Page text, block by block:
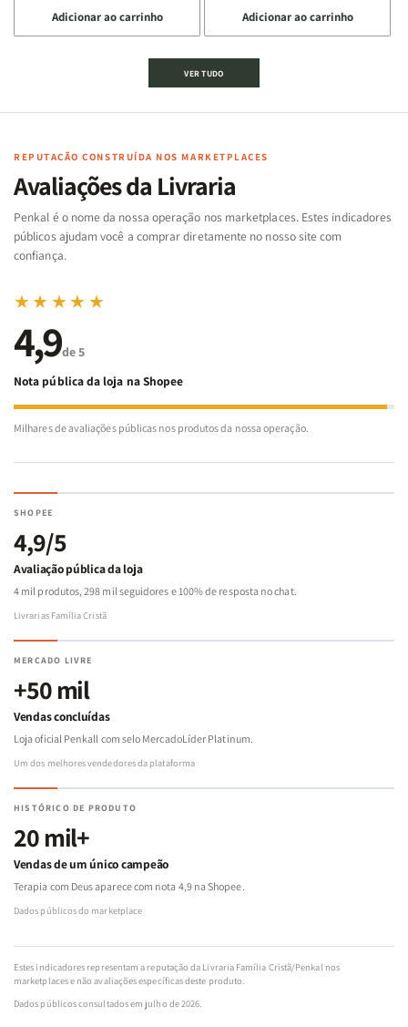
quantidade
de
Cartas
Famílias
Bíblia
-
Penkal
quantidade
de
Jogo
Cartas
Famílias
da
Bíblia
-
Penkal
Adicionar ao carrinho
quantidade
de
Jogo
|
de
quantidade
de
|
Adicionar ao carrinho
VER TUDO
REPUTAÇÃO CONSTRUÍDA NOS MARKETPLACES
Avaliações da Livraria
Penkal é o nome da nossa operação nos marketplaces. Estes indicadores
públicos ajudam você a comprar diretamente no nosso site com
confiança.
★★★★★
4,9de 5
Nota pública da loja na Shopee
Milhares de avaliações públicas nos produtos da nossa operação.
SHOPEE
4,9/5
Avaliação pública da loja
4 mil produtos, 298 mil seguidores e 100% de resposta no chat.
Livrarias Família Cristã
MERCADO LIVRE
+50 mil
Vendas concluídas
Loja oficial Penkall com selo MercadoLíder Platinum.
Um dos melhores vendedores da plataforma
HISTÓRICO DE PRODUTO
20 mil+
Vendas de um único campeão
Terapia com Deus aparece com nota 4,9 na Shopee.
Dados públicos do marketplace
Estes indicadores representam a reputação da Livraria Família Cristã/Penkal nos
marketplaces e não avaliações específicas deste produto.
Dados públicos consultados em julho de 2026.